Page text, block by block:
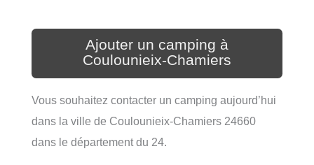
Ajouter un camping à
Coulounieix-Chamiers
Vous souhaitez contacter un camping aujourd’hui
dans la ville de Coulounieix-Chamiers 24660
dans le département du 24.